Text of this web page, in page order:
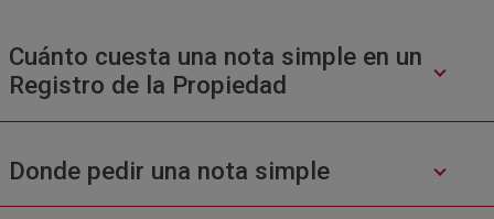
Cuánto cuesta una nota simple en un
Registro de la Propiedad
Donde pedir una nota simple